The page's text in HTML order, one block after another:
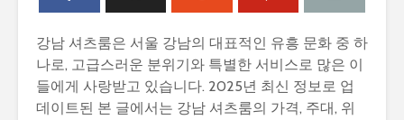
강남 셔츠룸은 서울 강남의 대표적인 유흥 문화 중 하
나로, 고급스러운 분위기와 특별한 서비스로 많은 이
들에게 사랑받고 있습니다. 2025년 최신 정보로 업
데이트된 본 글에서는 강남 셔츠룸의 가격, 주대, 위